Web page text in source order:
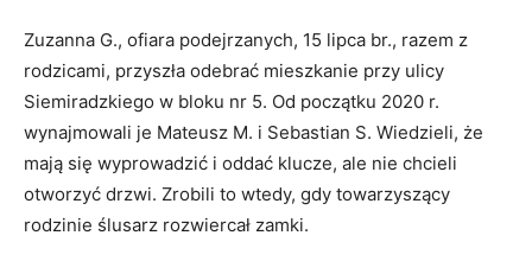
Zuzanna G., ofiara podejrzanych, 15 lipca br., razem z
rodzicami, przyszła odebrać mieszkanie przy ulicy
Siemiradzkiego w bloku nr 5. Od początku 2020 r.
wynajmowali je Mateusz M. i Sebastian S. Wiedzieli, że
mają się wyprowadzić i oddać klucze, ale nie chcieli
otworzyć drzwi. Zrobili to wtedy, gdy towarzyszący
rodzinie ślusarz rozwiercał zamki.